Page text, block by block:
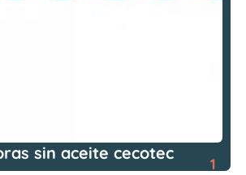
sin aceite cecotec
1